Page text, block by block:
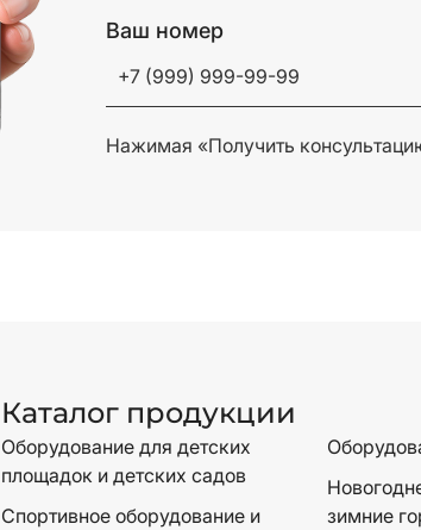
Ваш номер
Нажимая «Получить
Каталог продукции
Оборудование для детских
площадок и детских садов
Спортивное оборудование и
зимние